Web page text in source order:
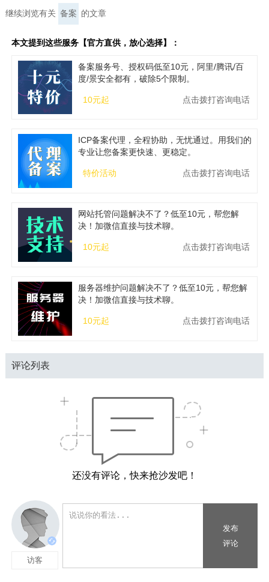
继续浏览有关 备案 的文章
本文提到这些服务【官方直供，放心选择】：
备案服务号、授权码低至10元，阿里/腾讯/百
度/景安全都有，破除5个限制。
10元起 点击拨打咨询电话
ICP备案代理，全程协助，无忧通过。用我们的
专业让您备案更快速、更稳定。
特价活动 点击拨打咨询电话
网站托管问题解决不了？低至10元，帮您解
决！加微信直接与技术聊。
10元起 点击拨打咨询电话
服务器维护问题解决不了？低至10元，帮您解
决！加微信直接与技术聊。
10元起 点击拨打咨询电话
评论列表
还没有评论，快来抢沙发吧！